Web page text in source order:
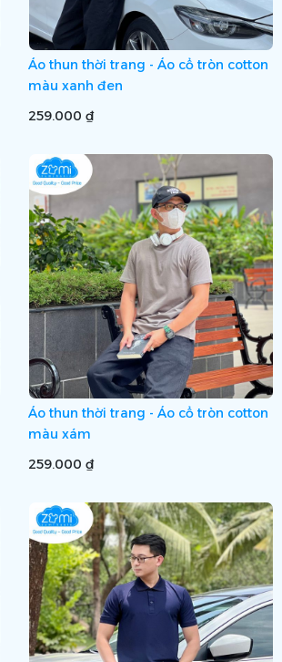
Áo thun thời trang - Áo cổ tròn cotton
màu xanh đen
259.000 ₫
Áo thun thời trang - Áo cổ tròn cotton
màu xám
259.000 ₫